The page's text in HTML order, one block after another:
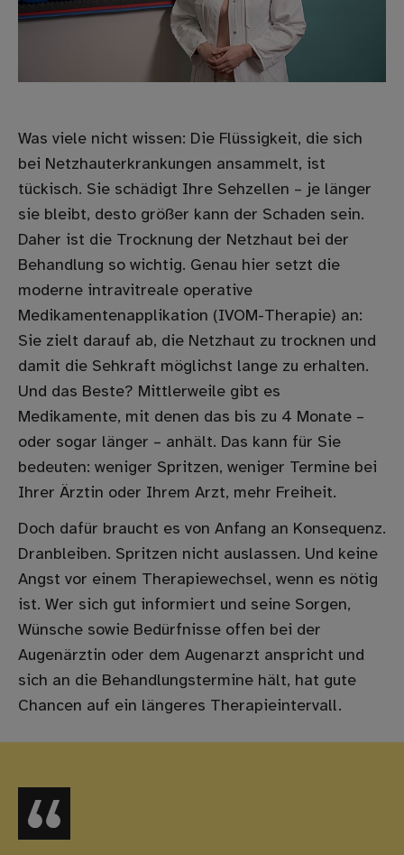
Was viele nicht wissen: Die Flüssigkeit, die sich
bei Netzhauterkrankungen ansammelt, ist
tückisch. Sie schädigt Ihre Sehzellen – je länger
sie bleibt, desto größer kann der Schaden sein.
Daher ist die Trocknung der Netzhaut bei der
Behandlung so wichtig. Genau hier setzt die
moderne intravitreale operative
Medikamentenapplikation (IVOM-Therapie) an:
Sie zielt darauf ab, die Netzhaut zu trocknen und
damit die Sehkraft möglichst lange zu erhalten.
Und das Beste? Mittlerweile gibt es
Medikamente, mit denen das bis zu 4 Monate –
oder sogar länger – anhält. Das kann für Sie
bedeuten: weniger Spritzen, weniger Termine bei
Ihrer Ärztin oder Ihrem Arzt, mehr Freiheit.
Doch dafür braucht es von Anfang an Konsequenz.
Dranbleiben. Spritzen nicht auslassen. Und keine
Angst vor einem Therapiewechsel, wenn es nötig
ist. Wer sich gut informiert und seine Sorgen,
Wünsche sowie Bedürfnisse offen bei der
Augenärztin oder dem Augenarzt anspricht und
sich an die Behandlungstermine hält, hat gute
Chancen auf ein längeres Therapieintervall.